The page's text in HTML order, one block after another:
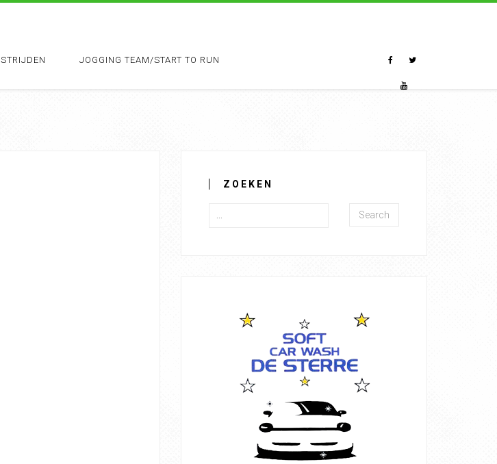
JOGGING TEAM/START TO RUN
ZOEKEN
Search